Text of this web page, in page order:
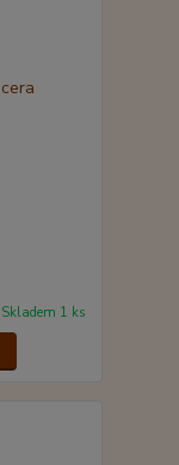
Skladem 1 ks